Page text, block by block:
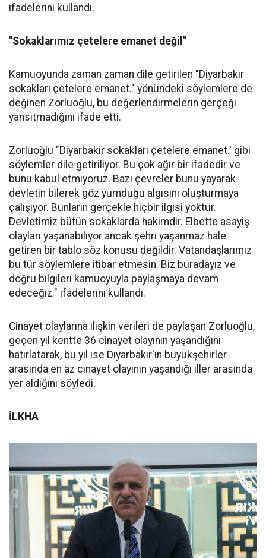
ifadelerini kullandı.
"Sokaklarımız çetelere emanet değil"
Kamuoyunda zaman zaman dile getirilen "Diyarbakır
sokakları çetelere emanet." yönündeki söylemlere de
değinen Zorluoğlu, bu değerlendirmelerin gerçeği
yansıtmadığını ifade etti.
Zorluoğlu "Diyarbakır sokakları çetelere emanet.' gibi
söylemler dile getiriliyor. Bu çok ağır bir ifadedir ve
bunu kabul etmiyoruz. Bazı çevreler bunu yayarak
devletin bilerek göz yumduğu algısını oluşturmaya
çalışıyor. Bunların gerçekle hiçbir ilgisi yoktur.
Devletimiz bütün sokaklarda hakimdir. Elbette asayiş
olayları yaşanabiliyor ancak şehri yaşanmaz hale
getiren bir tablo söz konusu değildir. Vatandaşlarımız
bu tür söylemlere itibar etmesin. Biz buradayız ve
doğru bilgileri kamuoyuyla paylaşmaya devam
edeceğiz." ifadelerini kullandı.
Cinayet olaylarına ilişkin verileri de paylaşan Zorluoğlu,
geçen yıl kentte 36 cinayet olayının yaşandığını
hatırlatarak, bu yıl ise Diyarbakır'ın büyükşehirler
arasında en az cinayet olayının yaşandığı iller arasında
yer aldığını söyledi.
İLKHA